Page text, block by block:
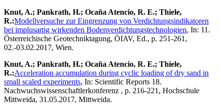
Knut, A.; Pankrath, H.; Ocaña Atencio, R. E.; Thiele,
R.:Modellversuche zur Eingrenzung von Verdichtungsindikatoren
bei implusartig wirkenden Bodenverdichtungstechnologien, In: 11.
Österreichische Geotechniktagung, ÖIAV, Ed., p. 251-261,
02.-03.02.2017, Wien.
Knut, A.; Pankrath, H.; Ocaña Atencio, R. E.; Thiele,
R.:Acceleration accumulation during cyclic loading of dry sand in
small scaled experiments, In: Scientific Reports 18.
Nachwuchswissenschaftlerkonferenz , p. 216-221, Hochschule
Mittweida, 31.05.2017, Mittweida.